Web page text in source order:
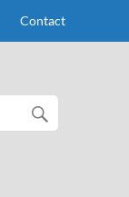
Contact